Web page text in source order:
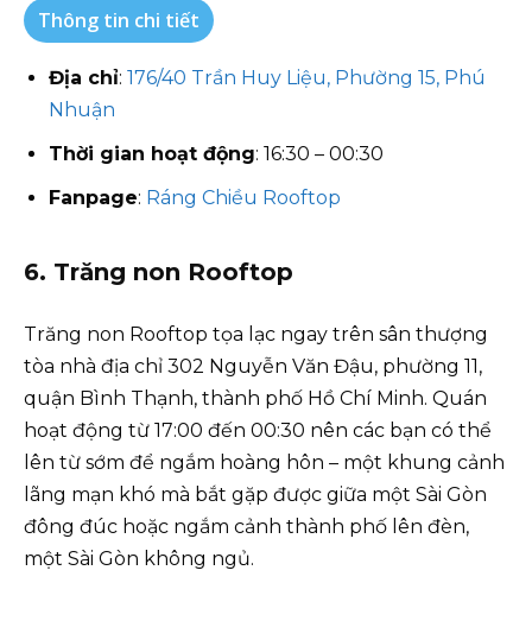
Thông tin chi tiết
Địa chỉ: 176/40 Trần Huy Liệu, Phường 15, Phú
Nhuận
Thời gian hoạt động: 16:30 – 00:30
Fanpage: Ráng Chiều Rooftop
6. Trăng non Rooftop
Trăng non Rooftop tọa lạc ngay trên sân thượng
tòa nhà địa chỉ 302 Nguyễn Văn Đậu, phường 11,
quận Bình Thạnh, thành phố Hồ Chí Minh. Quán
hoạt động từ 17:00 đến 00:30 nên các bạn có thể
lên từ sớm để ngắm hoàng hôn – một khung cảnh
lãng mạn khó mà bắt gặp được giữa một Sài Gòn
đông đúc hoặc ngắm cảnh thành phố lên đèn,
một Sài Gòn không ngủ.